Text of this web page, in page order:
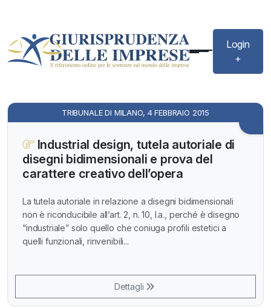
Login
+
TRIBUNALE DI MILANO, 4 FEBBRAIO 2015
Industrial design, tutela autoriale di
disegni bidimensionali e prova del
carattere creativo dell’opera
La tutela autoriale in relazione a disegni bidimensionali
non è riconducibile all’art. 2, n. 10, l.a., perché è disegno
“industriale” solo quello che coniuga profili estetici a
quelli funzionali, rinvenibili...
Dettagli